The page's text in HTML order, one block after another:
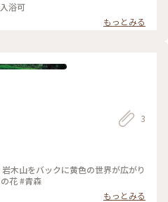
浴可
もっとみる
3
木山をバックに黄色の世界が広がり
花 #青森
もっとみる